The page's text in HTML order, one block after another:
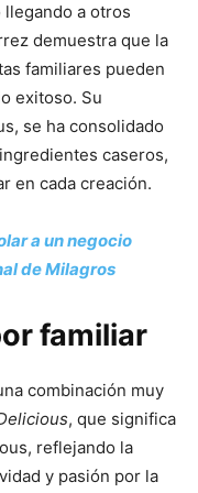
a otros
demuestra que la
familiares pueden
exitoso. Su
se ha consolidado
caseros,
en cada creación.
a un negocio
de Milagros
familiar
combinación muy
, que significa
reflejando la
y pasión por la